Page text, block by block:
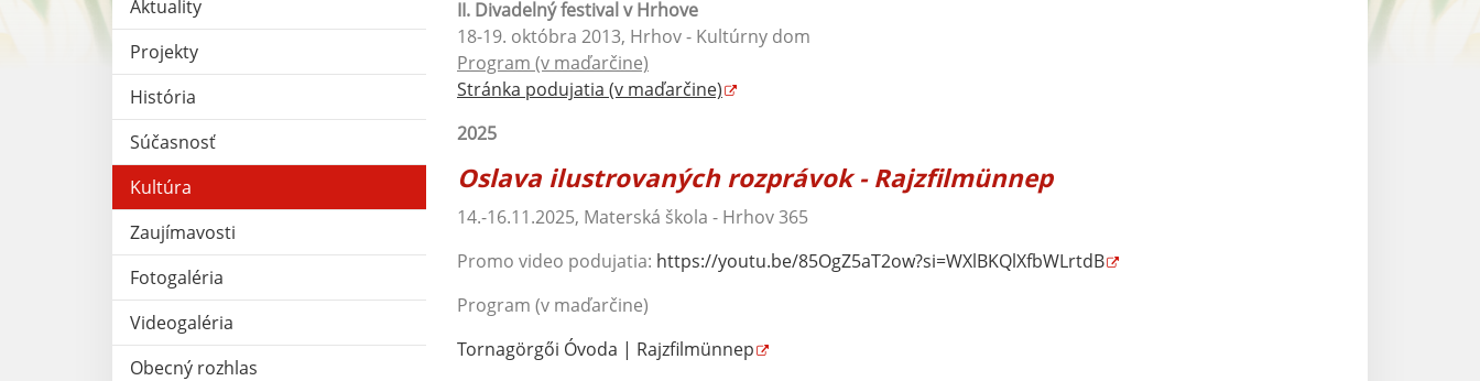
Aktuality
Projekty
História
Súčasnosť
Kultúra
Zaujímavosti
Fotogaléria
Videogaléria
Obecný rozhlas
II. Divadelný festival v Hrhove
18-19. októbra 2013, Hrhov - Kultúrny dom
Program (v maďarčine)
Stránka podujatia (v maďarčine)
2025
Oslava ilustrovaných rozprávok - Rajzfilmünnep
14.-16.11.2025, Materská škola - Hrhov 365
Promo video podujatia: https://youtu.be/85OgZ5aT2ow?si=WXlBKQlXfbWLrtdB
Program (v maďarčine)
Tornagörgői Óvoda | Rajzfilmünnep